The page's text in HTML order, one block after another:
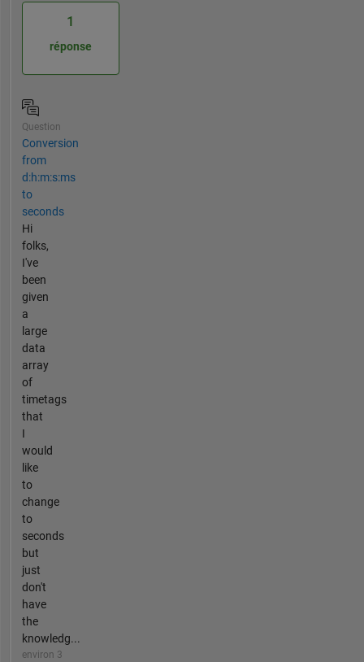
1
réponse
Question
Conversion
from
d:h:m:s:ms
to
seconds
Hi
folks,
I've
been
given
a
large
data
array
of
timetags
that
I
would
like
to
change
to
seconds
but
just
don't
have
the
knowledg...
environ 3